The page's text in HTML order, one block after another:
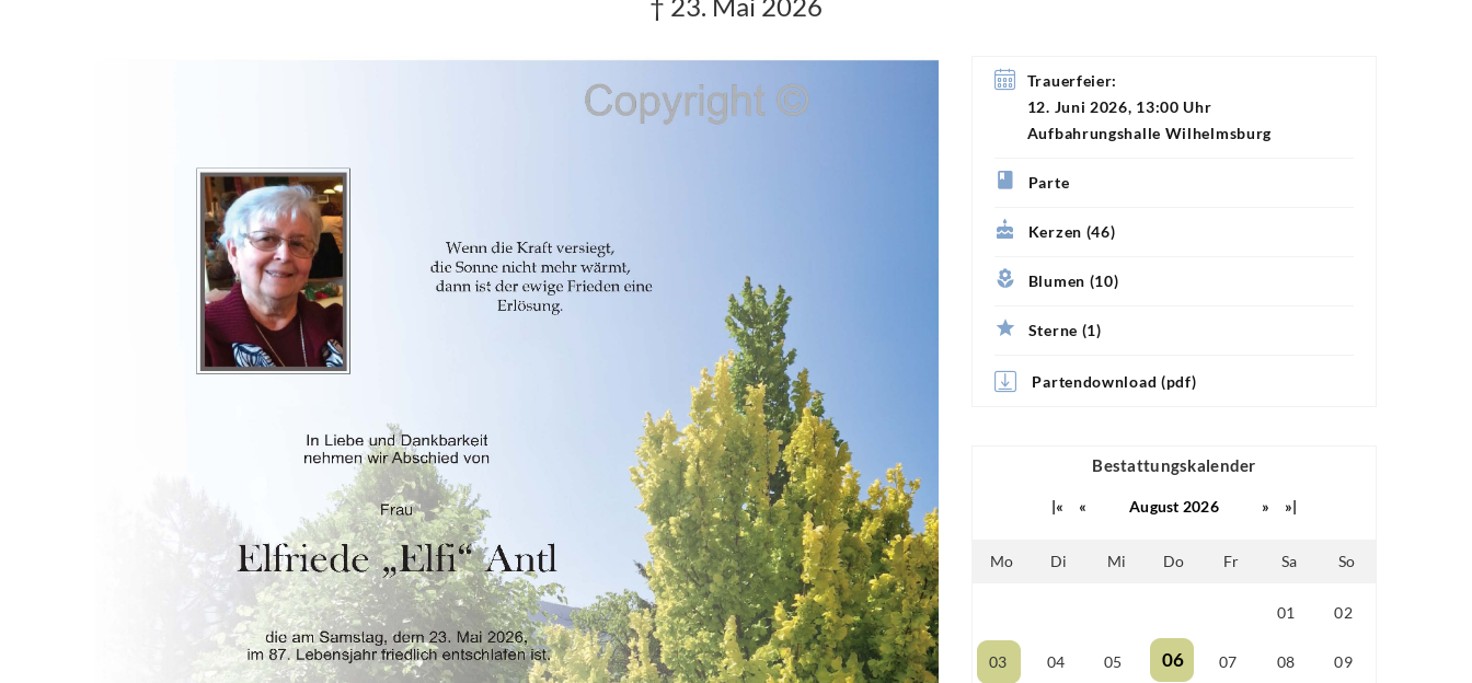
† 23. Mai 2026
Trauerfeier:
12. Juni 2026, 13:00 Uhr
Aufbahrungshalle Wilhelmsburg
Parte
Kerzen (46)
Blumen (10)
Sterne (1)
Partendownload (pdf)
Bestattungskalender
|« « August 2026 » »|
Mo Di Mi Do Fr Sa So
01 02
03 04 05 06 07 08 09